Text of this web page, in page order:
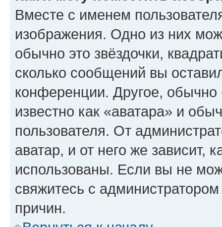
Вместе с именем
изображения. Одно из них
обычно это звёздочки,
сколько сообщений вы
конференции. Другое,
известно как «аватара» и
пользователя. От
аватар, и от него же зависит,
использованы. Если вы не
свяжитесь с
причин.